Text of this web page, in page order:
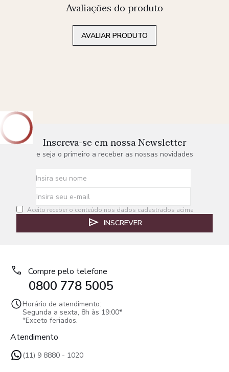
Avaliações do produto
AVALIAR PRODUTO
Inscreva-se em nossa Newsletter
e seja o primeiro a receber as nossas novidades
Aceito receber o conteúdo nos dados cadastrados acima
INSCREVER
Compre pelo telefone
0800 778 5005
Horário de atendimento:
Segunda a sexta, 8h às 19:00*
*Exceto feriados.
Atendimento
(11) 9 8880 - 1020